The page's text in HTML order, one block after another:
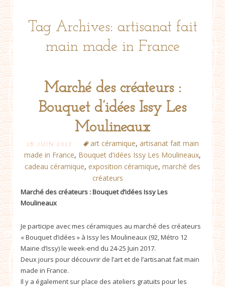
Tag Archives: artisanat fait
main made in France
Marché des créateurs :
Bouquet d’idées Issy Les
Moulineaux
16 JUIN 2017 art céramique, artisanat fait main
made in France, Bouquet d'idées Issy Les Moulineaux,
cadeau céramique, exposition céramique, marché des
créateurs
Marché des créateurs : Bouquet d’idées Issy Les
Moulineaux
Je participe avec mes céramiques au marché des créateurs
« Bouquet d’idées » à Issy les Moulineaux (92, Métro 12
Mairie d’Issy)le week-end du 24-25 Juin 2017.
Deux jours pour découvrir de l’art et de l’artisanat fait main
made in France.
Il y a également sur place des ateliers gratuits pour les